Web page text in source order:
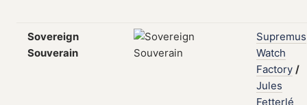
Sovereign
Souverain
Supremus
Watch
Factory /
Jules
Fetterlé